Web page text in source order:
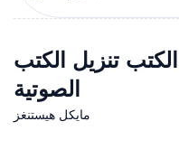
تنزيل الكتب
الصوتية
مايكل هيستنغز